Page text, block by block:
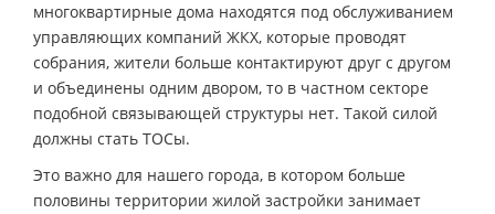
многоквартирные дома находятся под обслуживанием
управляющих компаний ЖКХ, которые проводят
собрания, жители больше контактируют друг с другом
и объединены одним двором, то в частном секторе
подобной связывающей структуры нет. Такой силой
должны стать ТОСы.
Это важно для нашего города, в котором больше
половины территории жилой застройки занимает